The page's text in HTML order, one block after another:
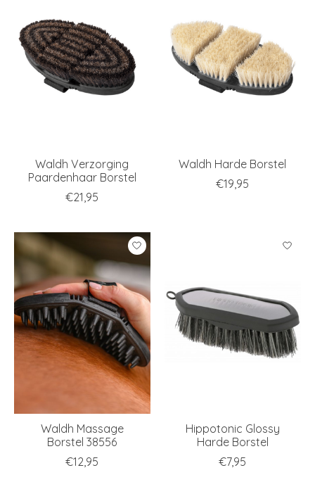
Waldh Verzorging
Paardenhaar Borstel
€21,95
Waldh Harde Borstel
€19,95
Waldh Massage
Borstel 38556
€12,95
Hippotonic Glossy
Harde Borstel
€7,95